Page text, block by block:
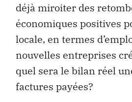
déjà miroiter des
économiques positives
locale, en termes
nouvelles entreprises
quel sera le bilan réel
factures payées?